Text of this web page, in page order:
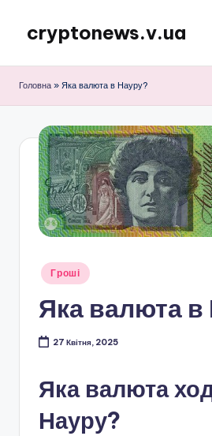
Перейти
вмісту
cryptonews.v.ua
криптовалют,
курси,
прогнози
гайди.
Головна » Яка валюта в Науру?
Опубліковано
у
Гроші
Яка валюта в
27 Квітня, 2025
Яка валюта
Науру?